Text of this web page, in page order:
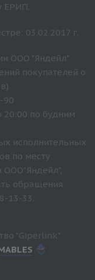
ЕРИП.
03.02.2017 г.
ООО "Яндейл"
покупателей о
90
по будним
исполнительных
по месту
ООО"Яндейл",
обращения
13-33.
"Giperlink"